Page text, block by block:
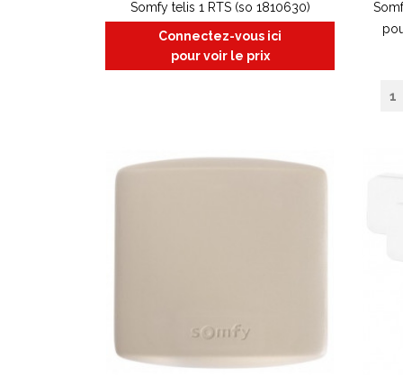
Somfy telis 1 RTS (so 1810630)
Connectez-vous ici
pour voir le prix